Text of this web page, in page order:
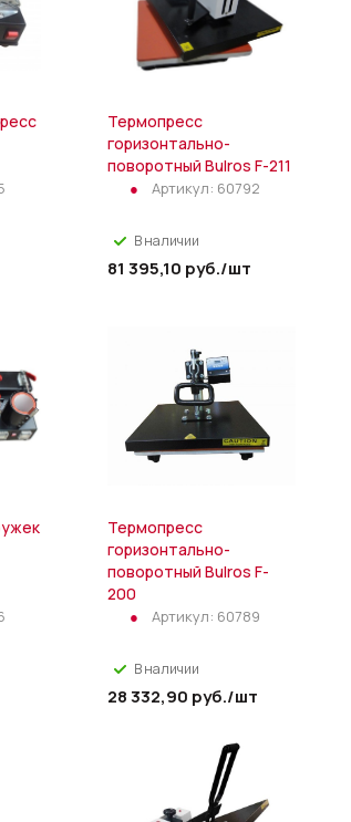
Термопресс
горизонтально-
поворотный Bulros F-211
Артикул: 60792
В наличии
81 395,10 руб./шт
Термопресс
горизонтально-
поворотный Bulros F-
200
Артикул: 60789
В наличии
28 332,90 руб./шт